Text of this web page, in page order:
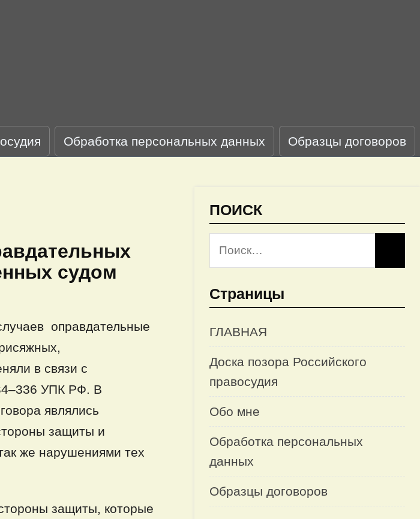
Обработка персональных данных Образцы договоров
судом
оправдательные
в связи с
УПК РФ. В
являлись
защиты и
же нарушениями тех
защиты, которые
ПОИСК
Страницы
ГЛАВНАЯ
Доска позора Российского
правосудия
Обо мне
Обработка персональных
данных
Образцы договоров